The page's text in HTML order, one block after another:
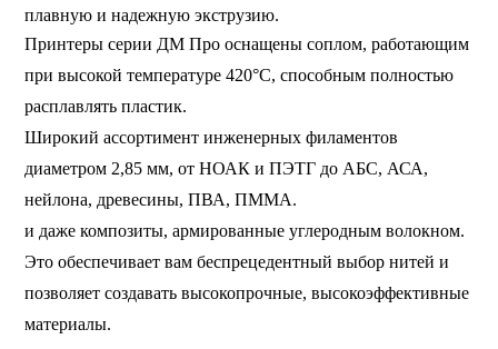
плавную и надежную экструзию.
Принтеры серии ДМ Про оснащены соплом, работающим
при высокой температуре 420°C, способным полностью
расплавлять пластик.
Широкий ассортимент инженерных филаментов
диаметром 2,85 мм, от НОАК и ПЭТГ до АБС, АСА,
нейлона, древесины, ПВА, ПММА.
и даже композиты, армированные углеродным волокном.
Это обеспечивает вам беспрецедентный выбор нитей и
позволяет создавать высокопрочные, высокоэффективные
материалы.